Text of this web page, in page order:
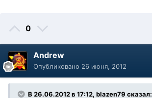
0
Andrew
Опубликовано 26 июня, 2012
В 26.06.2012 в 17:12, blazen79 сказал: